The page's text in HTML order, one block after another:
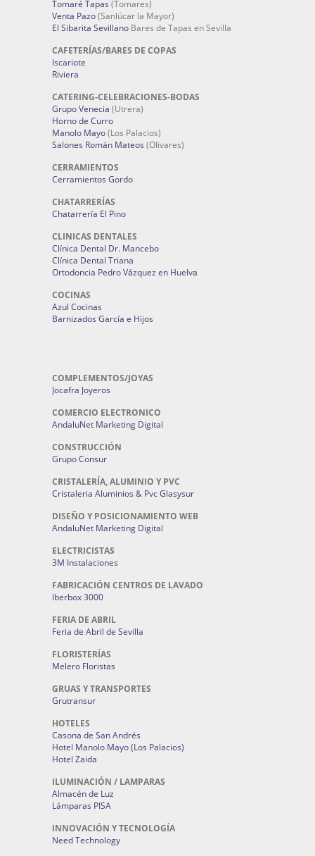
Tomaré Tapas (Tomares)
Venta Pazo(Sanlúcar la Mayor)
El Sibarita Sevillano Bares de Tapas en Sevilla
CAFETERÍAS/BARES DE COPAS
Iscariote
Riviera
CATERING-CELEBRACIONES-BODAS
Grupo Venecia (Utrera)
Horno de Curro
Manolo Mayo(Los Palacios)
Salones Román Mateos (Olivares)
CERRAMIENTOS
Cerramientos Gordo
CHATARRERÍAS
Chatarrería El Pino
CLINICAS DENTALES
Clínica Dental Dr. Mancebo
Clínica Dental Triana
Ortodoncia Pedro Vázquez en Huelva
COCINAS
Azul Cocinas
Barnizados García e Hijos
COMPLEMENTOS/JOYAS
Jocafra Joyeros
COMERCIO ELECTRONICO
AndaluNet Marketing Digital
CONSTRUCCIÓN
Grupo Consur
CRISTALERÍA, ALUMINIO Y PVC
Cristaleria Aluminios & Pvc Glasysur
DISEÑO Y POSICIONAMIENTO WEB
AndaluNet Marketing Digital
ELECTRICISTAS
3M Instalaciones
FABRICACIÓN CENTROS DE LAVADO
Iberbox 3000
FERIA DE ABRIL
Feria de Abril de Sevilla
FLORISTERÍAS
Melero Floristas
GRUAS Y TRANSPORTES
Grutransur
HOTELES
Casona de San Andrés
Hotel Manolo Mayo (Los Palacios)
Hotel Zaida
ILUMINACIÓN / LAMPARAS
Almacén de Luz
Lámparas PISA
INNOVACIÓN Y TECNOLOGÍA
Need Technology